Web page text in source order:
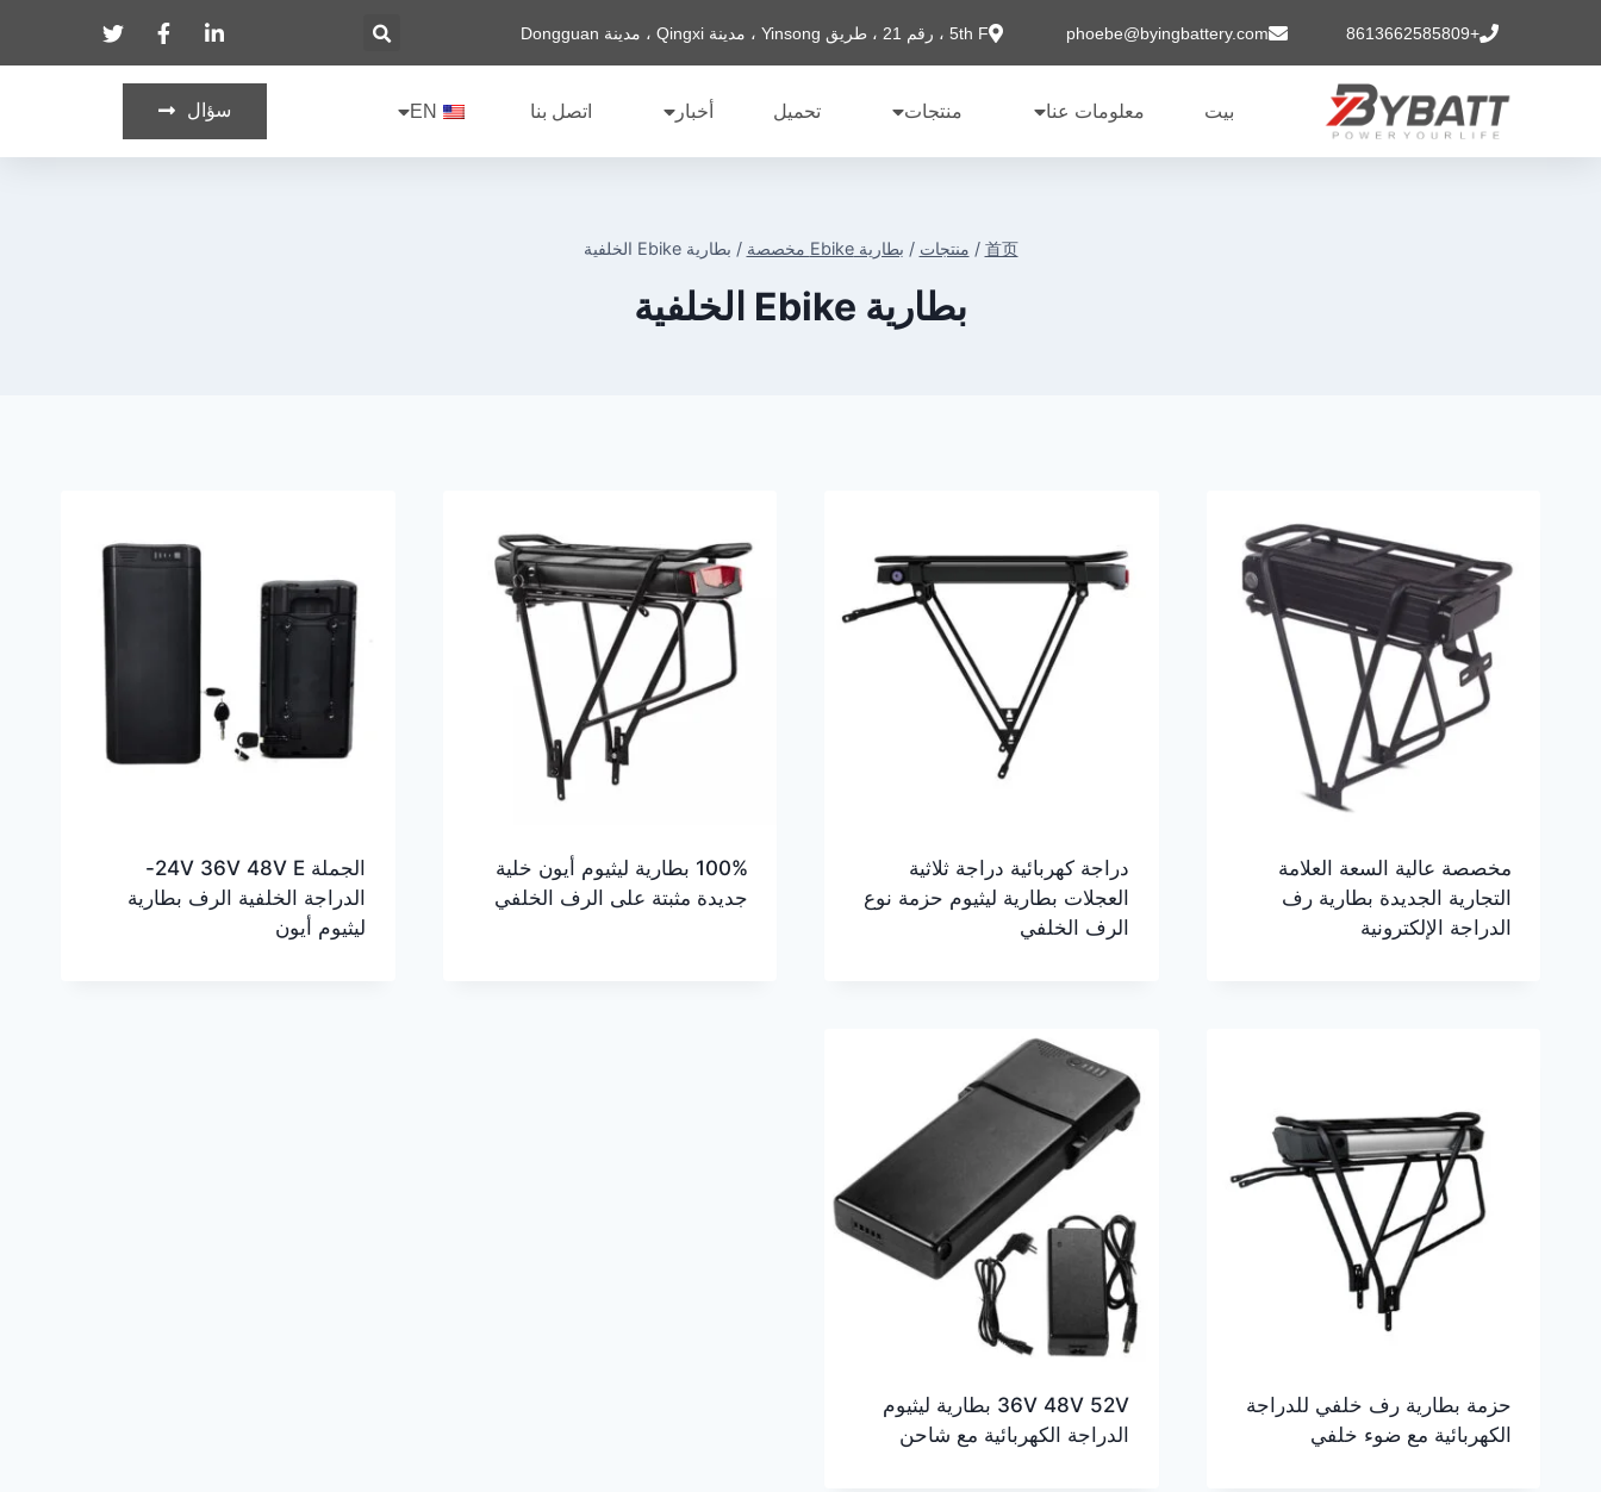
+8613662585809
phoebe@byingbattery.com 5th F ، رقم 21 ، طريق Yinsong ، مدينة Qingxi ، مدينة Dongguan
بيت معلومات عنا منتجات تحميل أخبار اتصل بنا EN سؤال
首页
/ منتجات / بطارية Ebike مخصصة / بطارية Ebike الخلفية
بطارية Ebike الخلفية
مخصصة عالية السعة العلامة
التجارية الجديدة بطارية رف
الدراجة الإلكترونية
دراجة كهربائية دراجة ثلاثية
العجلات بطارية ليثيوم حزمة نوع
الرف الخلفي
100% بطارية ليثيوم أيون خلية
جديدة مثبتة على الرف الخلفي
الجملة 24V 36V 48V E-
الدراجة الخلفية الرف بطارية
ليثيوم أيون
حزمة بطارية رف خلفي للدراجة
الكهربائية مع ضوء خلفي
36V 48V 52V بطارية ليثيوم
الدراجة الكهربائية مع شاحن